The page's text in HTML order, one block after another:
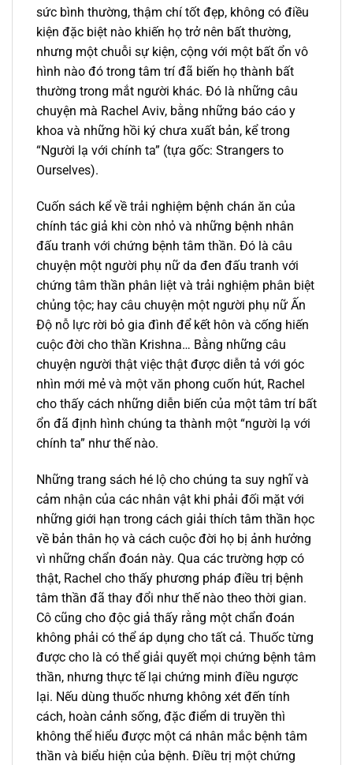
sức bình thường, thậm chí tốt đẹp, không có điều
kiện đặc biệt nào khiến họ trở nên bất thường,
nhưng một chuỗi sự kiện, cộng với một bất ổn vô
hình nào đó trong tâm trí đã biến họ thành bất
thường trong mắt người khác. Đó là những câu
chuyện mà Rachel Aviv, bằng những báo cáo y
khoa và những hồi ký chưa xuất bản, kể trong
“Người lạ với chính ta” (tựa gốc: Strangers to
Ourselves).
Cuốn sách kể về trải nghiệm bệnh chán ăn của
chính tác giả khi còn nhỏ và những bệnh nhân
đấu tranh với chứng bệnh tâm thần. Đó là câu
chuyện một người phụ nữ da đen đấu tranh với
chứng tâm thần phân liệt và trải nghiệm phân biệt
chủng tộc; hay câu chuyện một người phụ nữ Ấn
Độ nỗ lực rời bỏ gia đình để kết hôn và cống hiến
cuộc đời cho thần Krishna… Bằng những câu
chuyện người thật việc thật được diễn tả với góc
nhìn mới mẻ và một văn phong cuốn hút, Rachel
cho thấy cách những diễn biến của một tâm trí bất
ổn đã định hình chúng ta thành một “người lạ với
chính ta” như thế nào.
Những trang sách hé lộ cho chúng ta suy nghĩ và
cảm nhận của các nhân vật khi phải đối mặt với
những giới hạn trong cách giải thích tâm thần học
về bản thân họ và cách cuộc đời họ bị ảnh hưởng
vì những chẩn đoán này. Qua các trường hợp có
thật, Rachel cho thấy phương pháp điều trị bệnh
tâm thần đã thay đổi như thế nào theo thời gian.
Cô cũng cho độc giả thấy rằng một chẩn đoán
không phải có thể áp dụng cho tất cả. Thuốc từng
được cho là có thể giải quyết mọi chứng bệnh tâm
thần, nhưng thực tế lại chứng minh điều ngược
lại. Nếu dùng thuốc nhưng không xét đến tính
cách, hoàn cảnh sống, đặc điểm di truyền thì
không thể hiểu được một cá nhân mắc bệnh tâm
thần và biểu hiện của bệnh. Điều trị một chứng